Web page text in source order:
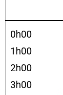
0h00
1h00
2h00
3h00